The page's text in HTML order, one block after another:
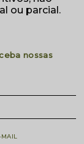
ou parcial.
nossas